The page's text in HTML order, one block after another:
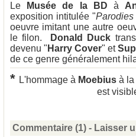
Le Musée de la BD à
exposition intitulée "
oeuvre imitant une autre
le filon.
Donald Duck
devenu " Harry Cover" et
de ce genre généralement
* L'hommage à Moebius à la
est
Commentaire (1) - Laisser